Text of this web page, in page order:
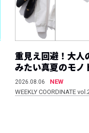
重見え回避！大人
みたい真夏のモノ
2026.08.06
NEW
WEEKLY COORDINATE